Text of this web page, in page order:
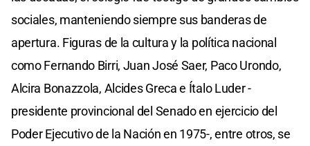
sociales, manteniendo siempre sus banderas de
apertura. Figuras de la cultura y la política nacional
como Fernando Birri, Juan José Saer, Paco Urondo,
Alcira Bonazzola, Alcides Greca e Ítalo Luder -
presidente provincional del Senado en ejercicio del
Poder Ejecutivo de la Nación en 1975-, entre otros, se